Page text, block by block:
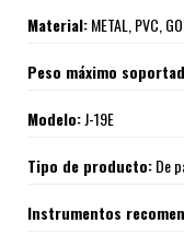
Material:METAL, PVC,
Peso máximo
Modelo:J-19E
Tipo de producto:De
Instrumentos